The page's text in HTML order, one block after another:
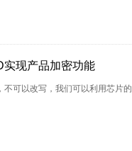
实现产品加密功能
可以改写，我们可以利用芯片